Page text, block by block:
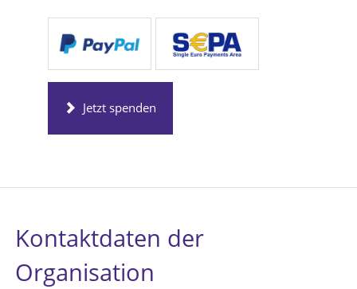
Jetzt spenden
Kontaktdaten der
Organisation